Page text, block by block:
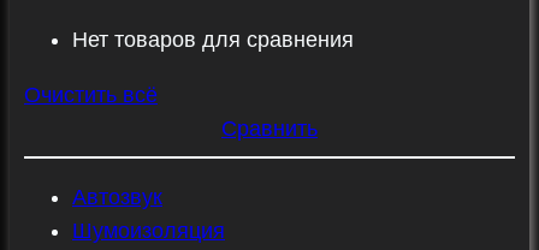
Нет товаров для сравнения
Очистить всё
Сравнить
Автозвук
Шумоизоляция